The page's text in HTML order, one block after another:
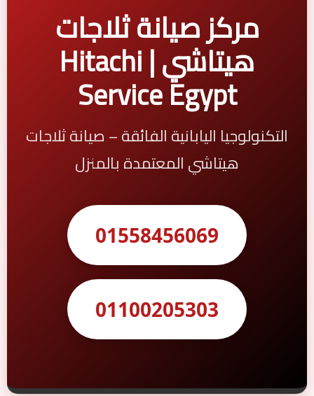
مركز صيانة ثلاجات
هيتاشي | Hitachi
Service Egypt
التكنولوجيا اليابانية الفائقة – صيانة ثلاجات
هيتاشي المعتمدة بالمنزل
01558456069
01100205303